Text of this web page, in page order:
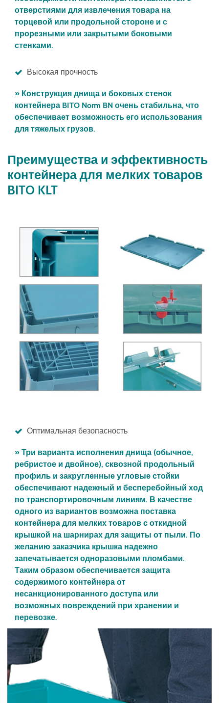
отверстиями для извлечения товара на
торцевой или продольной стороне и с
прорезными или закрытыми боковыми
стенками.
Высокая прочность
» Конструкция днища и боковых стенок
контейнера BITO Norm BN очень стабильна, что
обеспечивает возможность его использования
для тяжелых грузов.
Преимущества и эффективность
контейнера для мелких товаров
BITO KLT
Оптимальная безопасность
» Три варианта исполнения днища (обычное,
ребристое и двойное), сквозной продольный
профиль и закругленные угловые стойки
обеспечивают надежный и бесперебойный ход
по транспортировочным линиям. В качестве
одного из вариантов возможна поставка
контейнера для мелких товаров с откидной
крышкой на шарнирах для защиты от пыли. По
желанию заказчика крышка надежно
запечатывается одноразовыми пломбами.
Таким образом обеспечивается защита
содержимого контейнера от
несанкционированного доступа или
возможных повреждений при хранении и
перевозке.